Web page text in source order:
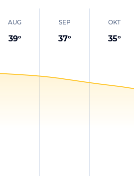
AUG
39°
SEP
37°
OKT
35°